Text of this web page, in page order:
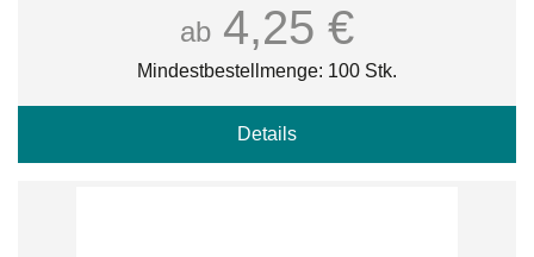
ab 4,25 €
Mindestbestellmenge: 100 Stk.
Details